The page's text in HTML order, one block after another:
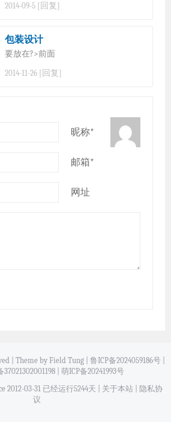
2014-09-5 [回复]
包装设计
要放在?>前面
2014-11-26 [回复]
昵称*
邮箱*
网址
| Theme by Field Tung | 鲁ICP备2024059186号
| 萌ICP备20241993号
03-31 已经运行5244天 | 关于本站
隐私协
议